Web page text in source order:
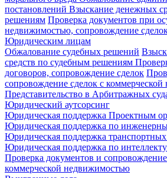
постановлений Взыскание денежных
решениям Проверка документов при
недвижимостью, сопровождение
Юридическим лицам
Обжалование судебных решений
средств по судебным решениям
договоров, сопровождение сделок
сопровождение сделок с
Представительство в Арбитражных
Юридический аутсорсинг
Юридическая поддержка Проектным
Юридическая поддержка по
Юридическая поддержка
Юридическая поддержка по
Проверка документов и
коммерческой недвижимостью